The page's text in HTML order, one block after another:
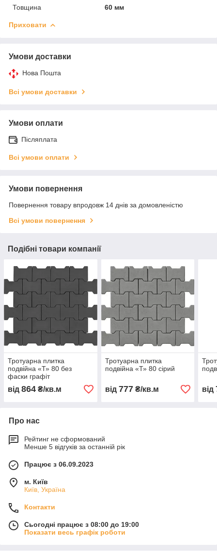
Товщина
60 мм
Приховати
Умови доставки
Нова Пошта
Всі умови доставки
Умови оплати
Післяплата
Всі умови оплати
Умови повернення
Повернення товару впродовж 14 днів за домовленістю
Всі умови повернення
Подібні товари компанії
Тротуарна плитка
подвійна «Т» 80 без
фаски графіт
від 864 ₴/кв.м
Тротуарна плитка
подвійна «Т» 80 сірий
від 777₴/кв.м від
Про нас
Рейтинг не сформований
Менше 5 відгуків за останній рік
Працює з 06.09.2023
м. Київ
Київ, Україна
Контакти
Сьогодні працює з 08:00 до 19:00
Показати весь графік роботи